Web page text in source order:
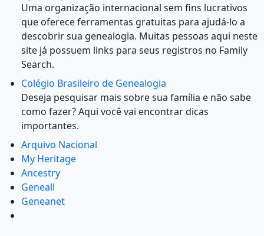
Uma organização internacional sem fins lucrativos
que oferece ferramentas gratuitas para ajudá-lo a
descobrir sua genealogia. Muitas pessoas aqui neste
site já possuem links para seus registros no Family
Search.
Colégio Brasileiro de Genealogia
Deseja pesquisar mais sobre sua família e não sabe
como fazer? Aqui você vai encontrar dicas
importantes.
Arquivo Nacional
My Heritage
Ancestry
Geneall
Geneanet